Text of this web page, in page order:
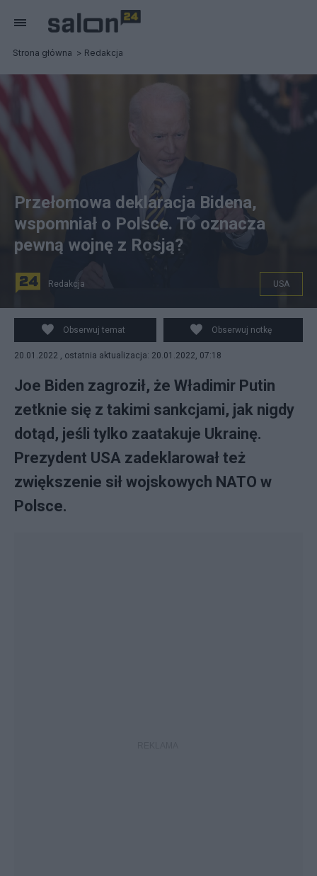
Strona główna Redakcja
Prezydent Joe Biden. Fot. PAP/EPA
Przełomowa deklaracja Bidena,
wspomniał o Polsce. To oznacza
pewną wojnę z Rosją?
Redakcja USA
Obserwuj temat Obserwuj notkę
20.01.2022 , ostatnia aktualizacja: 20.01.2022, 07:18
Joe Biden zagroził, że Władimir Putin
zetknie się z takimi sankcjami, jak nigdy
dotąd, jeśli tylko zaatakuje Ukrainę.
Prezydent USA zadeklarował też
zwiększenie sił wojskowych NATO w
Polsce.